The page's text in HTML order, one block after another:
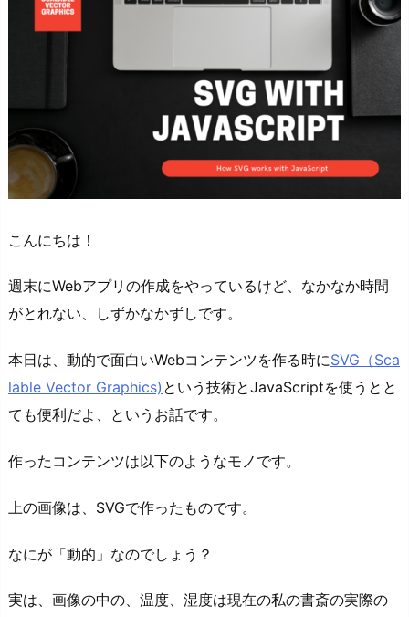
こんにちは！
週末にWebアプリの作成をやっているけど、なかなか時間
がとれない、しずかなかずしです。
本日は、動的で面白いWebコンテンツを作る時にSVG（Sca
lable Vector Graphics) という技術とJavaScriptを使うとと
ても便利だよ、というお話です。
作ったコンテンツは以下のようなモノです。
上の画像は、SVGで作ったものです。
なにが「動的」なのでしょう？
実は、画像の中の、温度、湿度は現在の私の書斎の実際の